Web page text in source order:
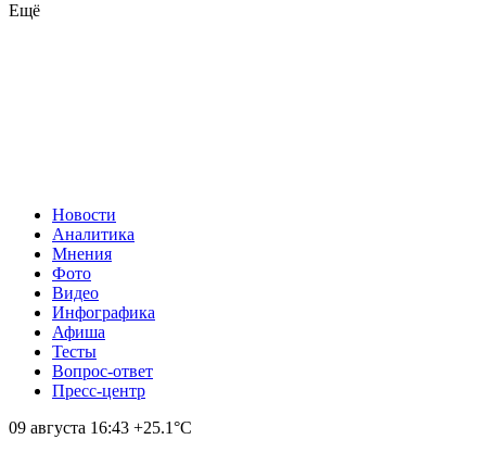
Ещё
Новости
Аналитика
Мнения
Фото
Видео
Инфографика
Афиша
Тесты
Вопрос-ответ
Пресс-центр
09 августа 16:43 +25.1°С